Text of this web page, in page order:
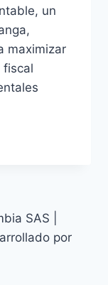
un
maximizar
fiscal
SAS |
por